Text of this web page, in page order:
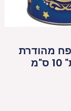
מהודרת